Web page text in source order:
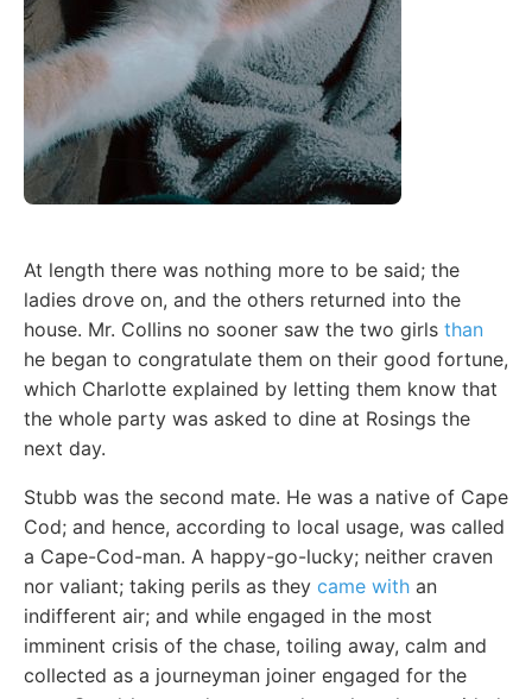
At length there was nothing more to be said; the
ladies drove on, and the others returned into the
house. Mr. Collins no sooner saw the two girls than
he began to congratulate them on their good fortune,
which Charlotte explained by letting them know that
the whole party was asked to dine at Rosings the
next day.
Stubb was the second mate. He was a native of Cape
Cod; and hence, according to local usage, was called
a Cape-Cod-man. A happy-go-lucky; neither craven
nor valiant; taking perils as they came with an
indifferent air; and while engaged in the most
imminent crisis of the chase, toiling away, calm and
collected as a journeyman joiner engaged for the